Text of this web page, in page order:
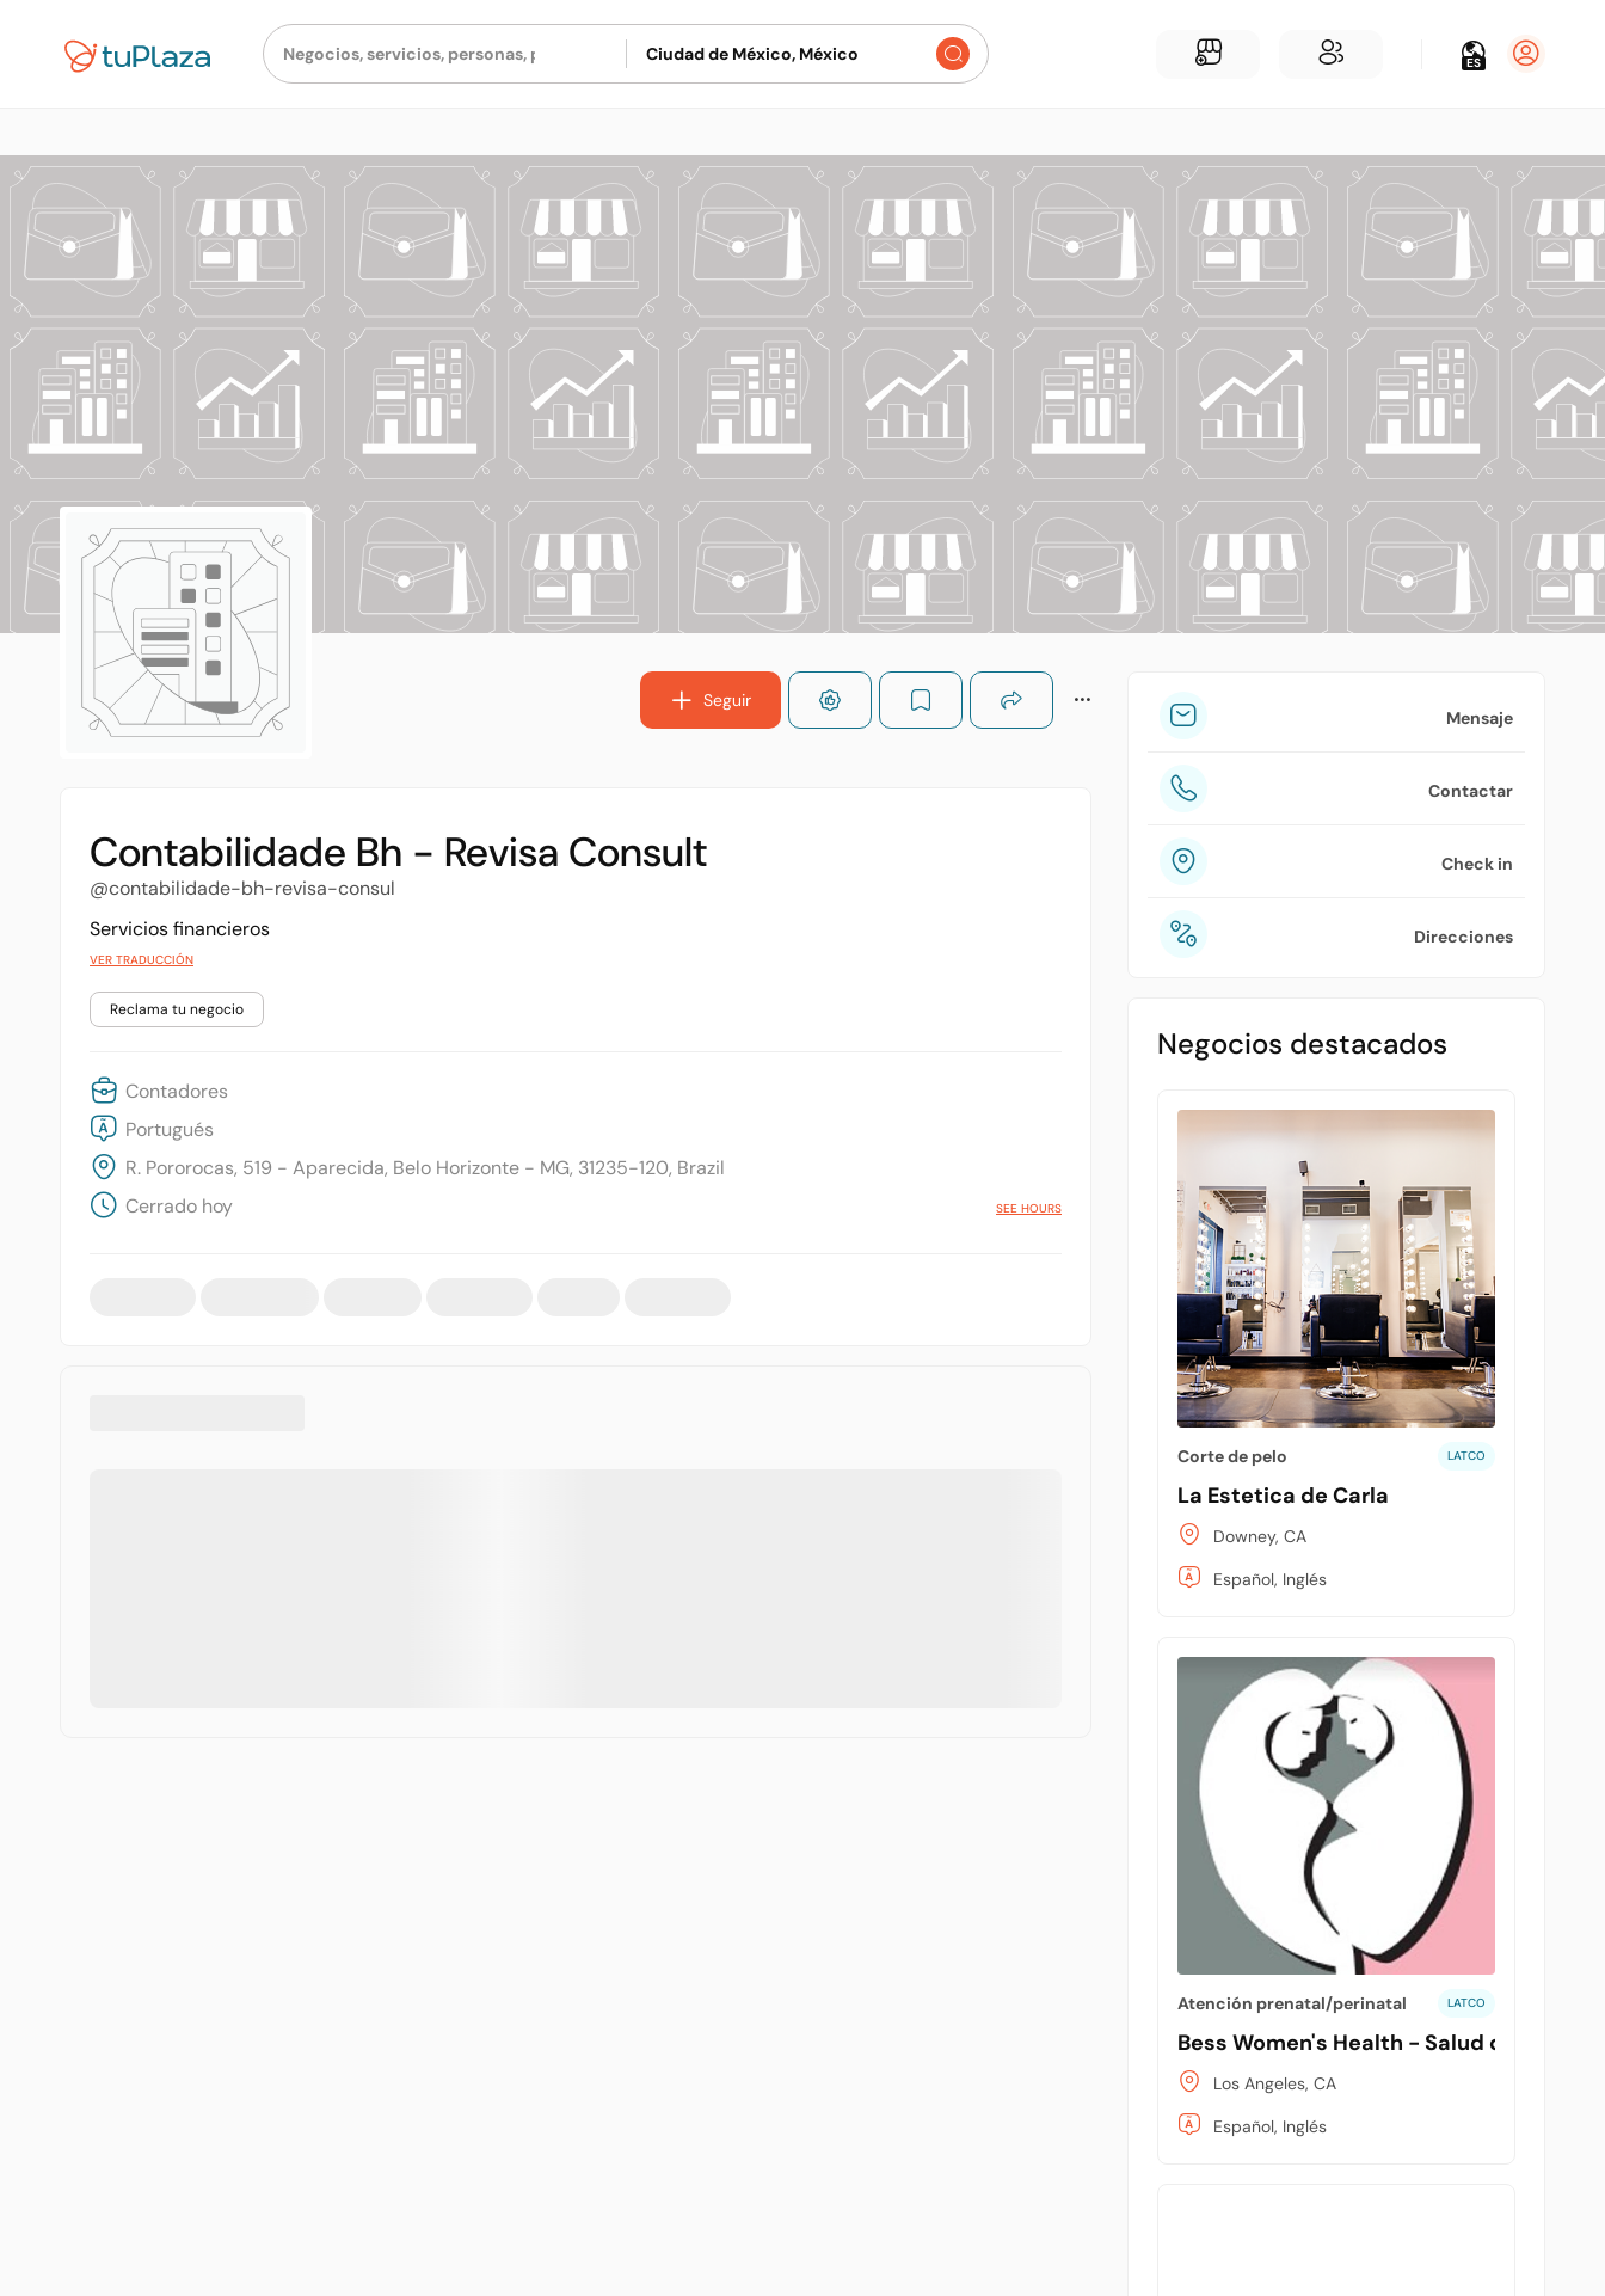
ES
Seguir
Contabilidade Bh - Revisa Consult
@contabilidade-bh-revisa-consul
Servicios financieros
VER TRADUCCIÓN
Reclama tu negocio
Contadores
Portugués
R. Pororocas, 519 - Aparecida, Belo Horizonte - MG, 31235-120, Brazil
Cerrado hoy
SEE HOURS
Mensaje
Contactar
Check in
Direcciones
Negocios destacados
Corte de pelo LATCO
La Estetica de Carla
Downey, CA
Español, Inglés
Atención prenatal/perinatal LATCO
Bess Women's Health - Salud de la
Los Angeles, CA
Español, Inglés
Para Negocios
Añadir un negocio
Encuentre empresas cerca de ti
Comunidad
Encuentra personas cerca de ti
tuPlaza
Acerca de nosotros